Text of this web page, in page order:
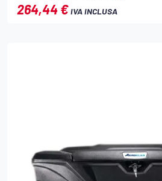
264,44 €IVA INCLUSA